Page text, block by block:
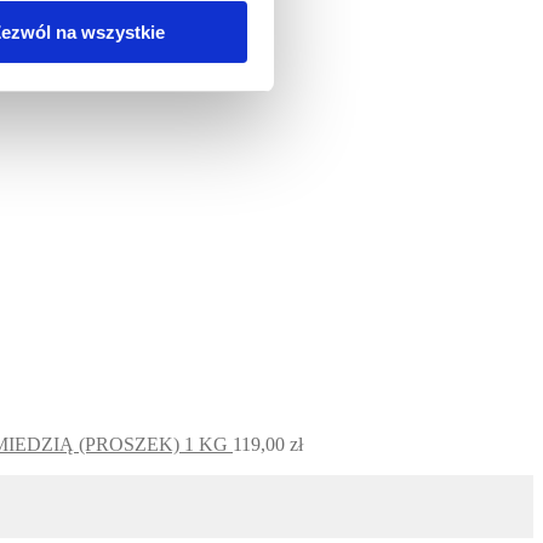
na wszystkie
(PROSZEK) 1 KG 119,00 zł